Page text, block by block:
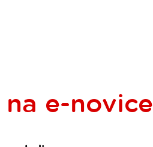
e-novice